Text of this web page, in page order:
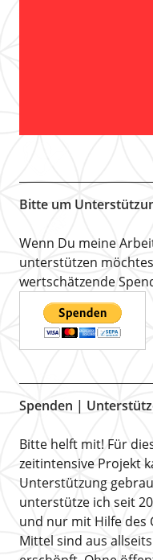
Bitte um
Wenn Du meine
unterstützen
wertschätzende
Spenden |
Bitte helft mit! Für
zeitintensive Projekt
Unterstützung
unterstütze ich seit
und nur mit Hilfe des
Mittel sind aus